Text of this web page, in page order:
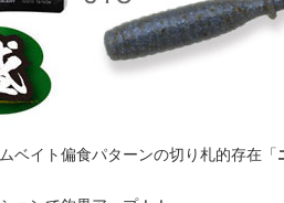
ベイト偏食パターンの切り札的存在「